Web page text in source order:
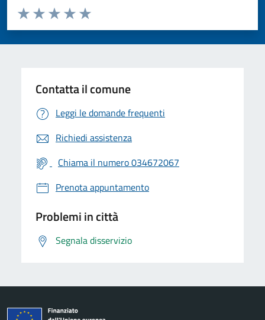
Valuta da 1 a 5 stelle la pagina
Valuta 5 stelle su 5
Valuta 4 stelle su 5
Valuta 3 stelle su 5
Valuta 2 stelle su 5
Valuta 1 stelle su 5
Contatta il comune
Leggi le domande frequenti
Richiedi assistenza
Chiama il numero 034672067
Prenota appuntamento
Problemi in città
Segnala disservizio